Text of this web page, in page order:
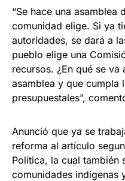
“Se hace una asamblea
comunidad elige. Si ya
autoridades, se dará a
pueblo elige una
recursos. ¿En qué se
asamblea y que cumpla
presupuestales”,
Anunció que ya se
reforma al artículo
Política, la cual también
comunidades indígenas